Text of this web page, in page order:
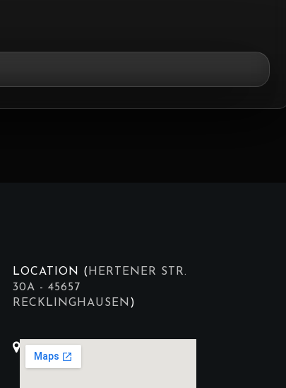
LOCATION ( HERTENER STR.
30A - 45657
RECKLINGHAUSEN )